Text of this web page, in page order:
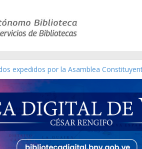
expedidos por la Asamblea
gráfico]
de Venezuela año CXXXIII Mes V,
de Modesta Bor